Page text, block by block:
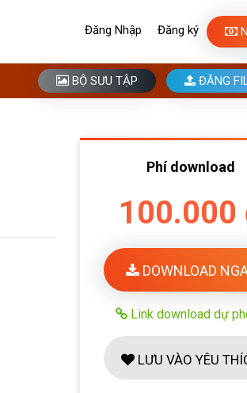
Đăng Nhập Đăng ký
BỘ SƯU TẬP ĐĂNG
Phí download
100.000
DOWNLOAD
Link download dự
LƯU VÀO YÊU